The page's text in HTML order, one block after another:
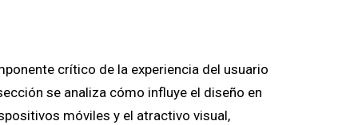
crítico de la experiencia del usuario
se analiza cómo influye el diseño en
móviles y el atractivo visual,